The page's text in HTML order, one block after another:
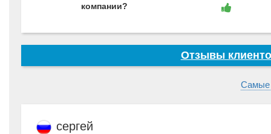
компании?
Отзывы
Самые
сергей